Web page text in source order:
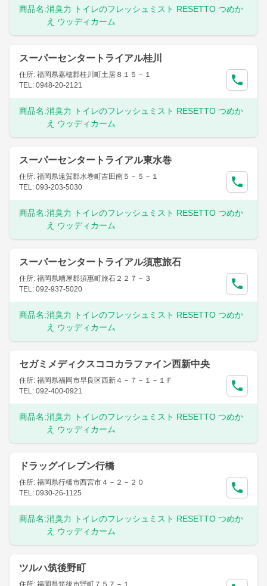
商品名:消臭力 トイレのフレッシュミスト RESETTO つめか
え ウッディカーム
スーパーセンタートライアル桂川
住所: 福岡県嘉穂郡桂川町土居８１５－１
TEL: 0948-20-2121
商品名:消臭力 トイレのフレッシュミスト RESETTO つめか
え ウッディカーム
スーパーセンタートライアル東水巻
住所: 福岡県遠賀郡水巻町吉田南５－５－１
TEL: 093-203-5030
商品名:消臭力 トイレのフレッシュミスト RESETTO つめか
え ウッディカーム
スーパーセンタートライアル須恵旅石
住所: 福岡県糟屋郡須惠町旅石２２７－３
TEL: 092-937-5020
商品名:消臭力 トイレのフレッシュミスト RESETTO つめか
え ウッディカーム
セガミメディクスココカラファイン西新中央
住所: 福岡県福岡市早良区西新４－７－１－１Ｆ
TEL: 092-400-0921
商品名:消臭力 トイレのフレッシュミスト RESETTO つめか
え ウッディカーム
ドラッグイレブン行橋
住所: 福岡県行橋市西宮市４－２－２０
TEL: 0930-26-1125
商品名:消臭力 トイレのフレッシュミスト RESETTO つめか
え ウッディカーム
ツルハ筑後野町
住所: 福岡県筑後市野町７５７－１